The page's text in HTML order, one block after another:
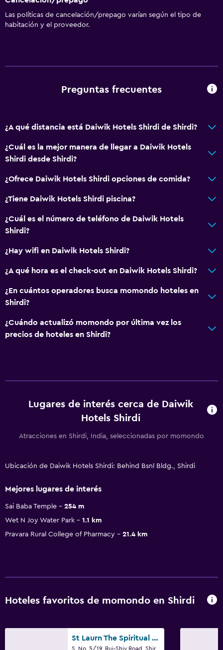
Las políticas de cancelación/prepago varían según el tipo de
habitación y el proveedor.
Preguntas frecuentes
¿A qué distancia está Daiwik Hotels Shirdi de Shirdi?
¿Cuál es la mejor manera de llegar a Daiwik Hotels
Shirdi desde Shirdi?
¿Ofrece Daiwik Hotels Shirdi opciones de comida?
¿Tiene Daiwik Hotels Shirdi piscina?
¿Cuál es el número de teléfono de Daiwik Hotels
Shirdi?
¿Hay wifi en Daiwik Hotels Shirdi?
¿A qué hora es el check-out en Daiwik Hotels Shirdi?
¿En cuántos operadores busca momondo hoteles en
Shirdi?
¿Cuándo actualizó momondo por última vez los
precios de hoteles en Shirdi?
Lugares de interés cerca de Daiwik
Hotels Shirdi
Atracciones en Shirdi, India, seleccionadas por momondo
Ubicación de Daiwik Hotels Shirdi: Behind Bsnl Bldg., Shirdi
Mejores lugares de interés
Sai Baba Temple
254 m
Wet N Joy Water Park
1.1 km
Pravara Rural College of Pharmacy
21.4 km
Hoteles favoritos de momondo en Shirdi
St Laurn The Spiritual Resort
S. No. 5/19, Rui-Shiv Road, Shirdi